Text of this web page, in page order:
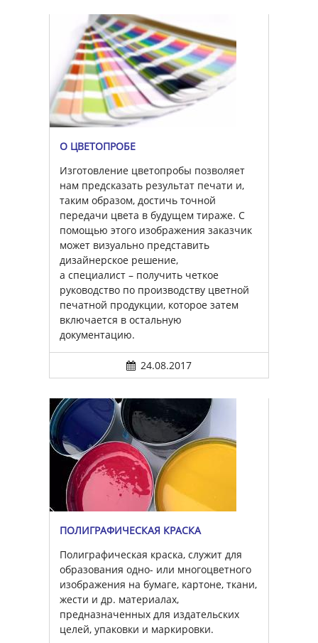
О ЦВЕТОПРОБЕ
Изготовление цветопробы позволяет
нам предсказать результат печати и,
таким образом, достичь точной
передачи цвета в будущем тираже. С
помощью этого изображения заказчик
может визуально представить
дизайнерское решение,
а специалист – получить четкое
руководство по производству цветной
печатной продукции, которое затем
включается в остальную
документацию.
24.08.2017
ПОЛИГРАФИЧЕСКАЯ КРАСКА
Полиграфическая краска, служит для
образования одно- или многоцветного
изображения на бумаге, картоне, ткани,
жести и др. материалах,
предназначенных для издательских
целей, упаковки и маркировки.